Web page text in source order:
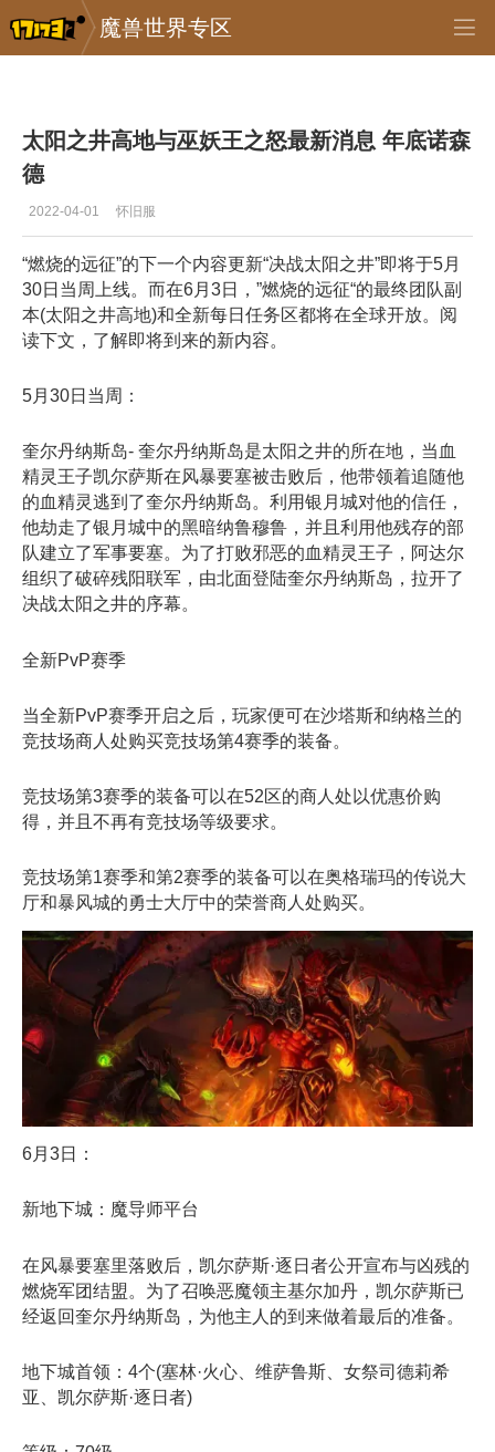
魔兽世界专区
专区_《魔兽世界》 >
太阳之井高地与巫妖王之怒最新消息 年底诺森
德
2022-04-01 怀旧服
“燃烧的远征”的下一个内容更新“决战太阳之井”即将于5月
30日当周上线。而在6月3日，”燃烧的远征“的最终团队副
本(太阳之井高地)和全新每日任务区都将在全球开放。阅
读下文，了解即将到来的新内容。
5月30日当周：
奎尔丹纳斯岛- 奎尔丹纳斯岛是太阳之井的所在地，当血
精灵王子凯尔萨斯在风暴要塞被击败后，他带领着追随他
的血精灵逃到了奎尔丹纳斯岛。利用银月城对他的信任，
他劫走了银月城中的黑暗纳鲁穆鲁，并且利用他残存的部
队建立了军事要塞。为了打败邪恶的血精灵王子，阿达尔
组织了破碎残阳联军，由北面登陆奎尔丹纳斯岛，拉开了
决战太阳之井的序幕。
全新PvP赛季
当全新PvP赛季开启之后，玩家便可在沙塔斯和纳格兰的
竞技场商人处购买竞技场第4赛季的装备。
竞技场第3赛季的装备可以在52区的商人处以优惠价购
得，并且不再有竞技场等级要求。
竞技场第1赛季和第2赛季的装备可以在奥格瑞玛的传说大
厅和暴风城的勇士大厅中的荣誉商人处购买。
6月3日：
新地下城：魔导师平台
在风暴要塞里落败后，凯尔萨斯·逐日者公开宣布与凶残的
燃烧军团结盟。为了召唤恶魔领主基尔加丹，凯尔萨斯已
经返回奎尔丹纳斯岛，为他主人的到来做着最后的准备。
地下城首领：4个(塞林·火心、维萨鲁斯、女祭司德莉希
亚、凯尔萨斯·逐日者)